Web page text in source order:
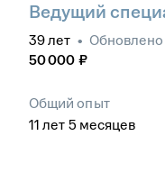
Ведущий
39лет • Обновлено
50 000 ₽
Общий опыт
11 лет 5 месяцев